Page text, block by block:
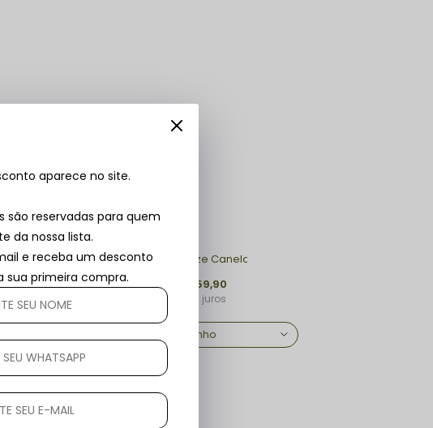
peças ao look
R$ 99,90
R$ 59,90
sem juros
aparece no site.
são reservadas para quem
da nossa lista.
e receba um desconto
sua primeira compra.